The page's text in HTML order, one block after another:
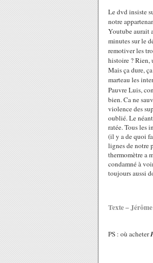
Le dvd insiste
notre
Youtube aurait
minutes sur le
remotiver les
histoire ? Rien,
Mais ça dure,
marteau les
Pauvre Luis,
bien. Ca ne
violence des
oublié. Le
ratée. Tous les
(il y a de quoi
lignes de notre
thermomètre a
condamné à
toujours aussi
Texte –
PS : où acheter